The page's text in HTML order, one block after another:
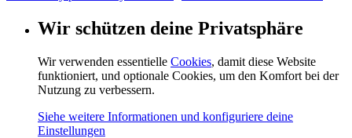
Wir schützen deine Privatsphäre
Wir verwenden essentielle Cookies, damit diese Website
funktioniert, und optionale Cookies, um den Komfort bei der
Nutzung zu verbessern.
Siehe weitere Informationen und konfiguriere deine
Einstellungen